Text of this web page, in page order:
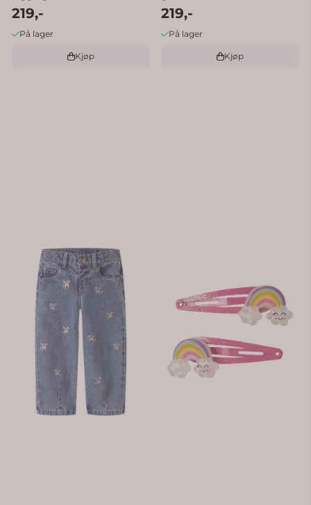
219,-
På lager
Kjøp
219,-
På lager
Kjøp